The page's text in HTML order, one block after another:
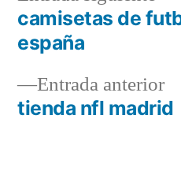
Navegación
entradas
Entrada anterior
tienda nfl madrid
camisetas de
españa